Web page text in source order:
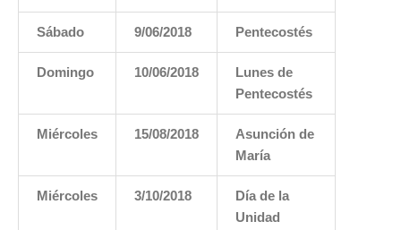
Sábado 9/06/2018 Pentecostés
Domingo 10/06/2018
Lunes de
Pentecostés
Miércoles 15/08/2018
Asunción de
María
Miércoles 3/10/2018
Día de la
Unidad